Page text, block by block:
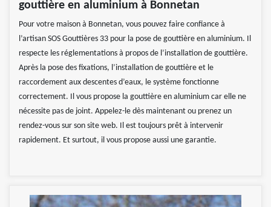
gouttière en aluminium à Bonnetan
Pour votre maison à Bonnetan, vous pouvez faire confiance à
l’artisan SOS Gouttières 33 pour la pose de gouttière en aluminium. Il
respecte les réglementations à propos de l’installation de gouttière.
Après la pose des fixations, l’installation de gouttière et le
raccordement aux descentes d’eaux, le système fonctionne
correctement. Il vous propose la gouttière en aluminium car elle ne
nécessite pas de joint. Appelez-le dès maintenant ou prenez un
rendez-vous sur son site web. Il est toujours prêt à intervenir
rapidement. Et surtout, il vous propose aussi une garantie.